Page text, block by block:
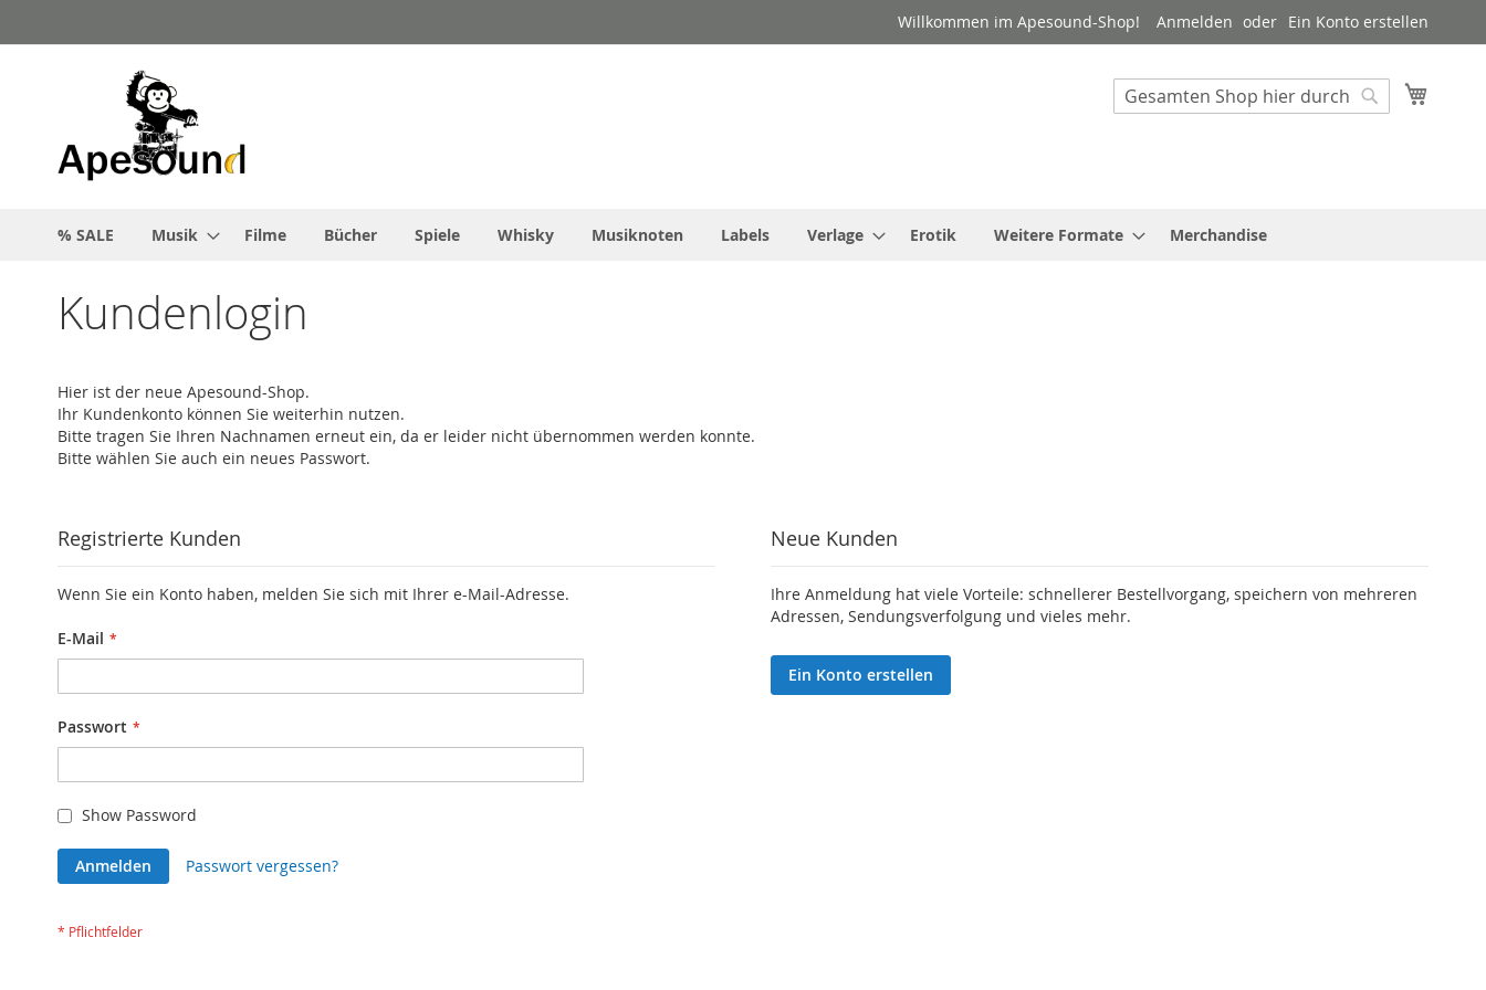
Inhalt
Willkommen im Apesound-Shop! Anmelden Ein Konto erstellen
Suche
% SALE Musik Filme Bücher Spiele Whisky Musiknoten Labels Verlage Erotik Weitere Formate Merchandise
Kundenlogin
Hier ist der neue Apesound-Shop.
Ihr Kundenkonto können Sie weiterhin nutzen.
Bitte tragen Sie Ihren Nachnamen erneut ein, da er leider nicht übernommen werden konnte.
Bitte wählen Sie auch ein neues Passwort.
Registrierte Kunden
Wenn Sie ein Konto haben, melden Sie sich mit Ihrer e-Mail-Adresse.
E-Mail
Passwort
Show Password
Anmelden Passwort vergessen?
Neue Kunden
Ihre Anmeldung hat viele Vorteile: schnellerer Bestellvorgang, speichern von mehreren
Adressen, Sendungsverfolgung und vieles mehr.
Ein Konto erstellen